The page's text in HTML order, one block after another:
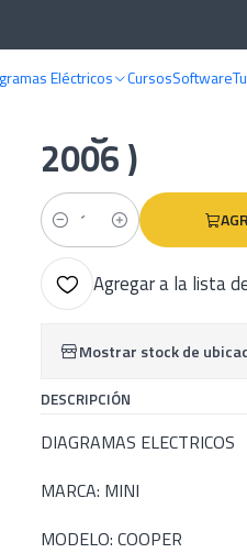
Eléctricos CursosSoftware
Diagramas
2006 )
Cantidad
Agregar a la lista
Mostrar stock de
DESCRIPCIÓN
DIAGRAMAS ELECTRICOS
MARCA: MINI
MODELO: COOPER